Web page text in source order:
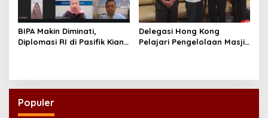
BIPA Makin Diminati,
Diplomasi RI di Pasifik Kian
Delegasi Hong Kong
Pelajari Pengelolaan Masjid
Populer